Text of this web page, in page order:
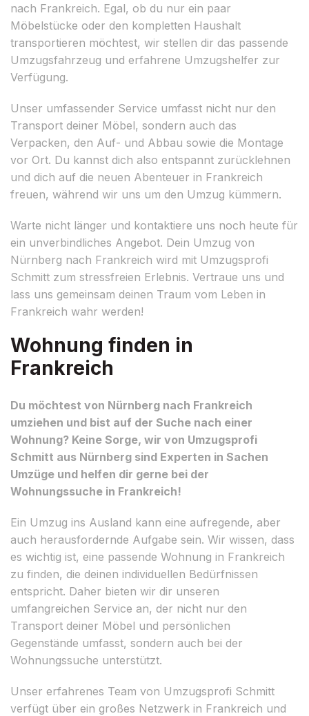
nach Frankreich. Egal, ob du nur ein paar
Möbelstücke oder den kompletten Haushalt
transportieren möchtest, wir stellen dir das passende
Umzugsfahrzeug und erfahrene Umzugshelfer zur
Verfügung.
Unser umfassender Service umfasst nicht nur den
Transport deiner Möbel, sondern auch das
Verpacken, den Auf- und Abbau sowie die Montage
vor Ort. Du kannst dich also entspannt zurücklehnen
und dich auf die neuen Abenteuer in Frankreich
freuen, während wir uns um den Umzug kümmern.
Warte nicht länger und kontaktiere uns noch heute für
ein unverbindliches Angebot. Dein Umzug von
Nürnberg nach Frankreich wird mit Umzugsprofi
Schmitt zum stressfreien Erlebnis. Vertraue uns und
lass uns gemeinsam deinen Traum vom Leben in
Frankreich wahr werden!
Wohnung finden in
Frankreich
Du möchtest von Nürnberg nach Frankreich
umziehen und bist auf der Suche nach einer
Wohnung? Keine Sorge, wir von Umzugsprofi
Schmitt aus Nürnberg sind Experten in Sachen
Umzüge und helfen dir gerne bei der
Wohnungssuche in Frankreich!
Ein Umzug ins Ausland kann eine aufregende, aber
auch herausfordernde Aufgabe sein. Wir wissen, dass
es wichtig ist, eine passende Wohnung in Frankreich
zu finden, die deinen individuellen Bedürfnissen
entspricht. Daher bieten wir dir unseren
umfangreichen Service an, der nicht nur den
Transport deiner Möbel und persönlichen
Gegenstände umfasst, sondern auch bei der
Wohnungssuche unterstützt.
Unser erfahrenes Team von Umzugsprofi Schmitt
verfügt über ein großes Netzwerk in Frankreich und